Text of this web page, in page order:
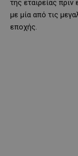
της εταιρείας
με μία από τις
εποχής.